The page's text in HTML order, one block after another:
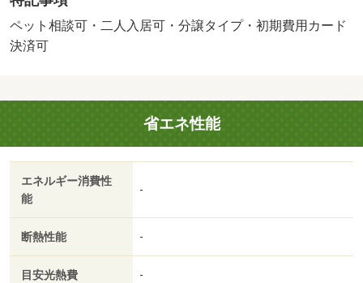
ペット相談可・二人入居可・分譲タイプ・初期費用カード
決済可
省エネ性能
エネルギー消費性
能
-
断熱性能 -
目安光熱費 -